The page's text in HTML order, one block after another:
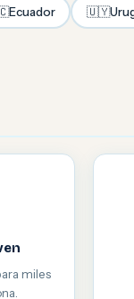
Ecuador 🇺🇾
miles